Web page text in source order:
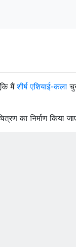
मैंशीर्षएशियाई-कला
का निर्माण किया
+    |
+++   |
+ |    |
+----
+ |    |
+++   |